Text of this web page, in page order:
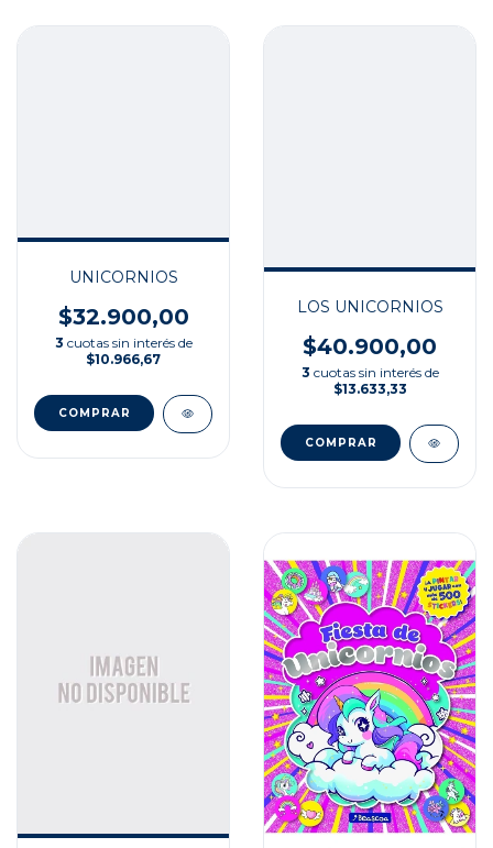
UNICORNIOS
$32.900,00
3 cuotas sin interés de
$10.966,67
LOS UNICORNIOS
$40.900,00
3 cuotas sin interés de
$13.633,33